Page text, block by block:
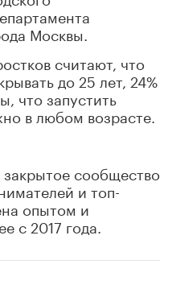
Москвы.
считают, что
до 25 лет, 24%
что запустить
в любом возрасте.
сообщество
и топ-
опытом и
с 2017 года.